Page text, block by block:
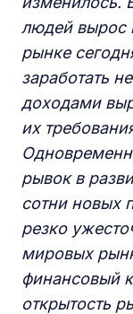
людей вырос
рынке
заработать
доходами
их
рывок в
сотни новых
резко
мировых
финансовый
открытость